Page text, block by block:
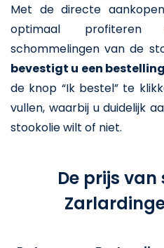
Met de directe
optimaal
schommelingen van de
bevestigt u een
de knop “Ik bestel” te
vullen, waarbij u duidelijk
stookolie wilt of niet.
De prijs